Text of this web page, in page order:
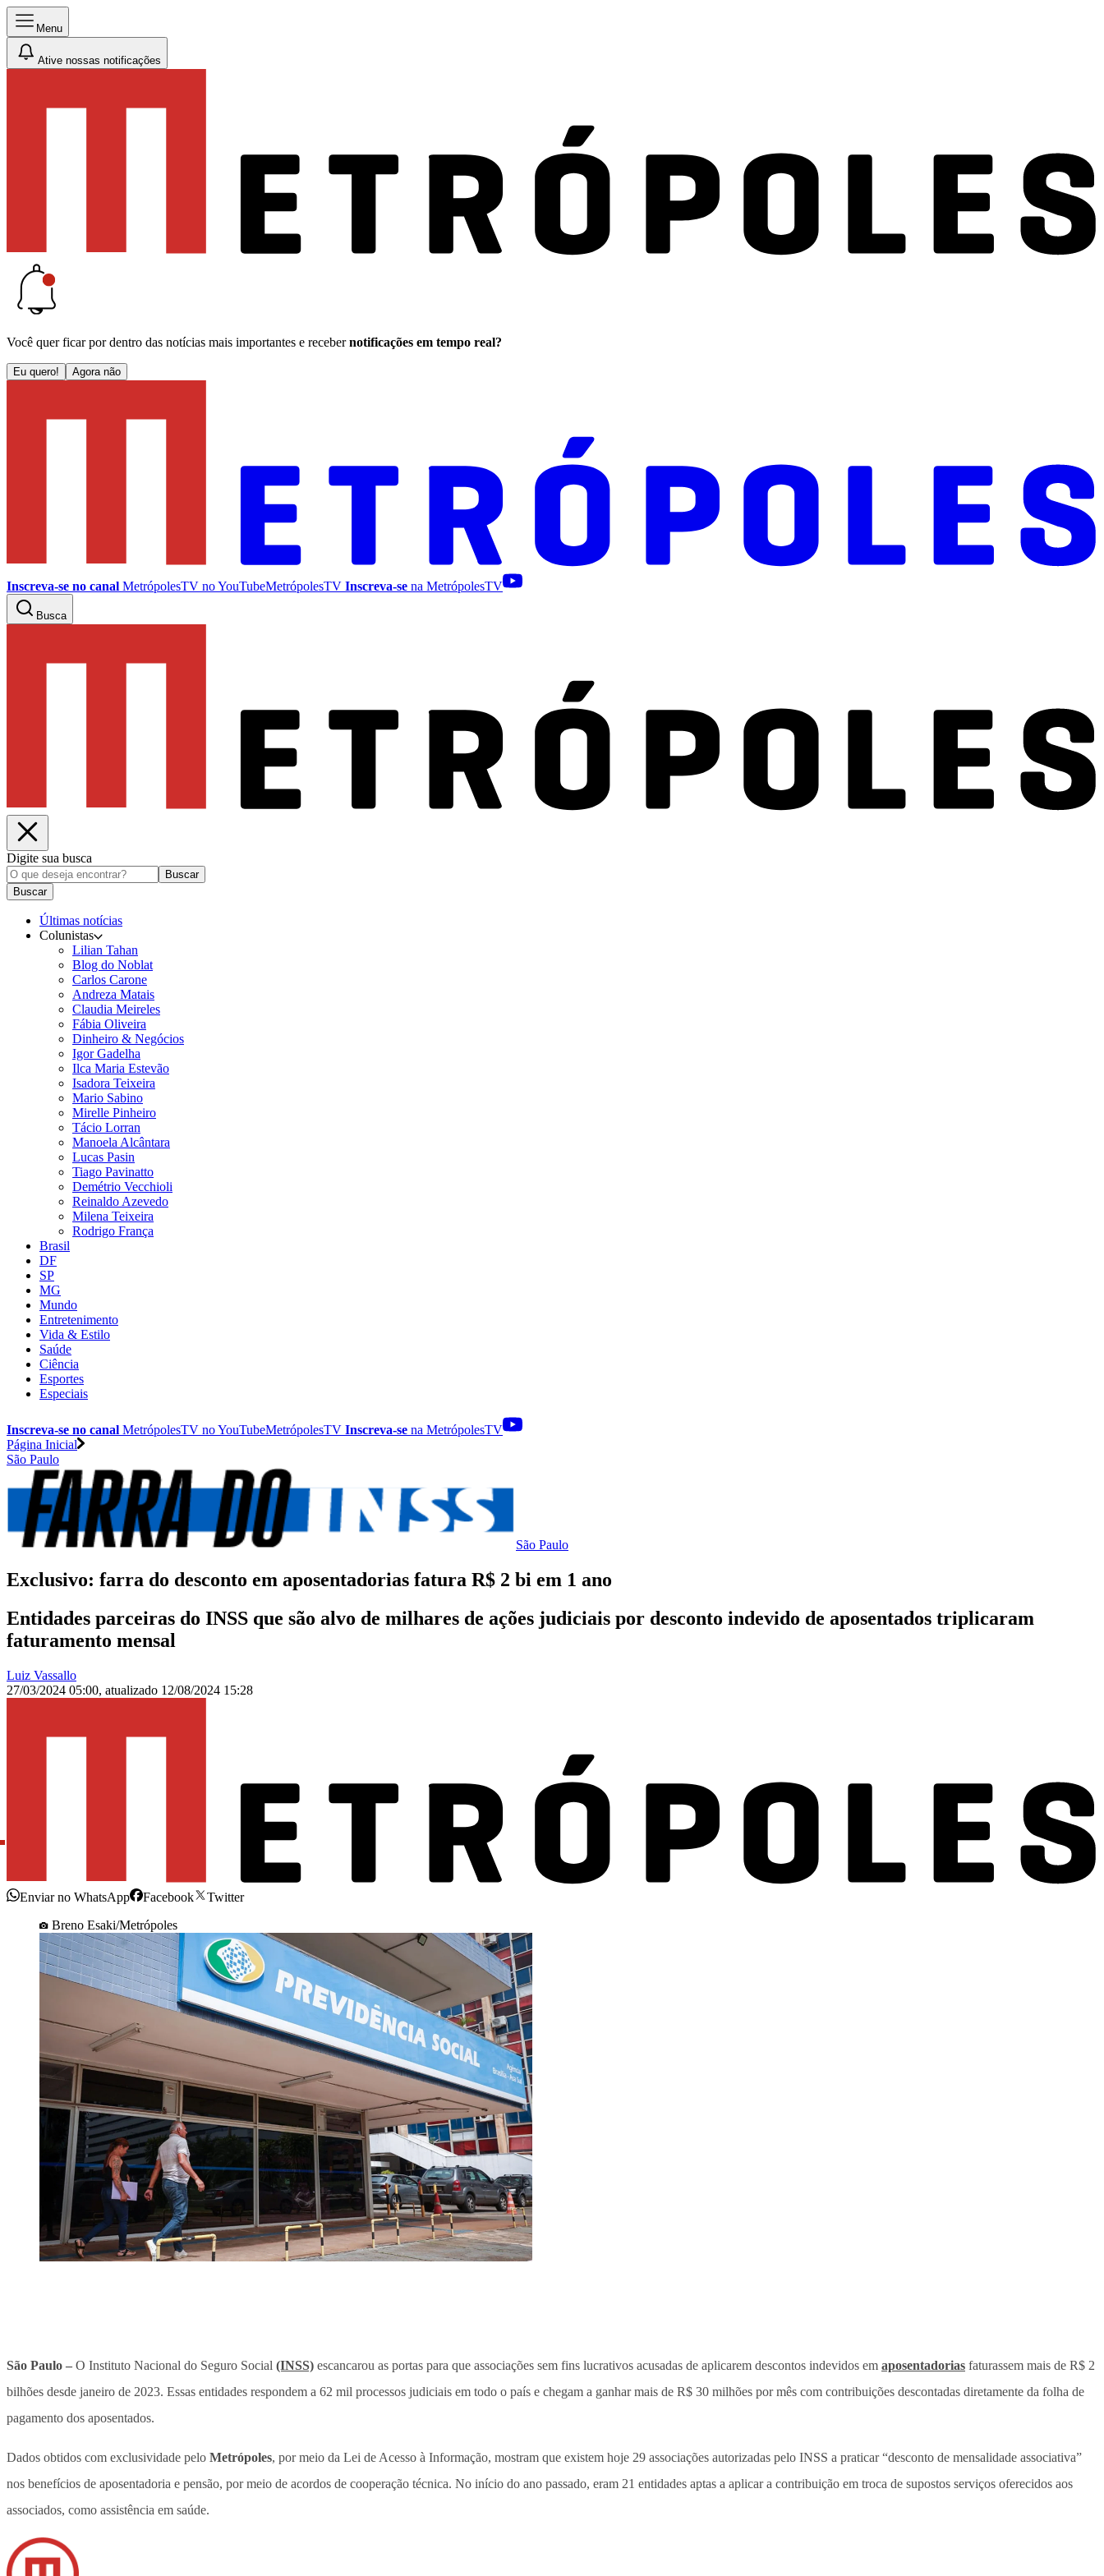
Menu
Ative nossas notificações
Você quer ficar por dentro das notícias mais importantes e receber notificações em tempo real?
Eu quero! Agora não
Inscreva-se no canal MetrópolesTV noYouTubeMetrópolesTV Inscreva-se na MetrópolesTV
Busca
Digite sua busca
Buscar
Buscar
Últimas notícias
Colunistas
Lilian Tahan
Blog do Noblat
Carlos Carone
Andreza Matais
Claudia Meireles
Fábia Oliveira
Dinheiro & Negócios
Igor Gadelha
Ilca Maria Estevão
Isadora Teixeira
Mario Sabino
Mirelle Pinheiro
Tácio Lorran
Manoela Alcântara
Lucas Pasin
Tiago Pavinatto
Demétrio Vecchioli
Reinaldo Azevedo
Milena Teixeira
Rodrigo França
Brasil
DF
SP
MG
Mundo
Entretenimento
Vida & Estilo
Saúde
Ciência
Esportes
Especiais
Inscreva-se no canal MetrópolesTV noYouTubeMetrópolesTV Inscreva-se na MetrópolesTV
Página Inicial
São Paulo
São Paulo
Exclusivo: farra do desconto em aposentadorias fatura R$ 2 bi em 1 ano
Entidades parceiras do INSS que são alvo de milhares de ações judiciais por desconto indevido de aposentados triplicaram
faturamento mensal
Luiz Vassallo
27/03/2024 05:00, atualizado 12/08/2024 15:28
Enviar no WhatsApp Facebook
Twitter
Breno Esaki/Metrópoles
São Paulo – O Instituto Nacional do Seguro Social (INSS) escancarou as portas para que associações sem fins lucrativos acusadas de aplicarem descontos indevidos em aposentadorias faturassem mais de R$ 2
bilhões desde janeiro de 2023. Essas entidades respondem a 62 mil processos judiciais em todo o país e chegam a ganhar mais de R$ 30 milhões por mês com contribuições descontadas diretamente da folha de
pagamento dos aposentados.
Dados obtidos com exclusividade pelo Metrópoles, por meio da Lei de Acesso à Informação, mostram que existem hoje 29 associações autorizadas pelo INSS a praticar “desconto de mensalidade associativa”
nos benefícios de aposentadoria e pensão, por meio de acordos de cooperação técnica. No início do ano passado, eram 21 entidades aptas a aplicar a contribuição em troca de supostos serviços oferecidos aos
associados, como assistência em saúde.